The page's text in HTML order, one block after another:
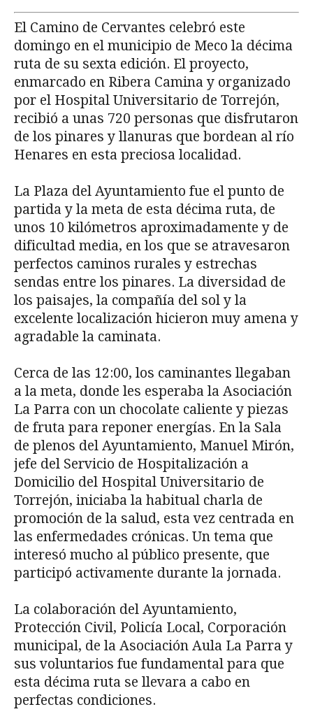
El Camino de Cervantes celebró este
domingo en el municipio de Meco la décima
ruta de su sexta edición. El proyecto,
enmarcado en Ribera Camina y organizado
por el Hospital Universitario de Torrejón,
recibió a unas 720 personas que disfrutaron
de los pinares y llanuras que bordean al río
Henares en esta preciosa localidad.
La Plaza del Ayuntamiento fue el punto de
partida y la meta de esta décima ruta, de
unos 10 kilómetros aproximadamente y de
dificultad media, en los que se atravesaron
perfectos caminos rurales y estrechas
sendas entre los pinares. La diversidad de
los paisajes, la compañía del sol y la
excelente localización hicieron muy amena y
agradable la caminata.
Cerca de las 12:00, los caminantes llegaban
a la meta, donde les esperaba la Asociación
La Parra con un chocolate caliente y piezas
de fruta para reponer energías. En la Sala
de plenos del Ayuntamiento, Manuel Mirón,
jefe del Servicio de Hospitalización a
Domicilio del Hospital Universitario de
Torrejón, iniciaba la habitual charla de
promoción de la salud, esta vez centrada en
las enfermedades crónicas. Un tema que
interesó mucho al público presente, que
participó activamente durante la jornada.
La colaboración del Ayuntamiento,
Protección Civil, Policía Local, Corporación
municipal, de la Asociación Aula La Parra y
sus voluntarios fue fundamental para que
esta décima ruta se llevara a cabo en
perfectas condiciones.